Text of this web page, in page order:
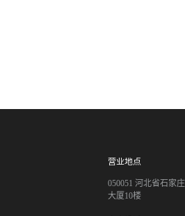
营业地点
050051 河北省石家
大厦10楼